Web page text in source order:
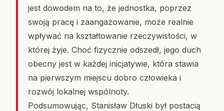
jest dowodem na to, że jednostka, poprzez
swoją pracę i zaangażowanie, może realnie
wpływać na kształtowanie rzeczywistości, w
której żyje. Choć fizycznie odszedł, jego duch
obecny jest w każdej inicjatywie, która stawia
na pierwszym miejscu dobro człowieka i
rozwój lokalnej wspólnoty.
Podsumowując, Stanisław Dłuski był postacią